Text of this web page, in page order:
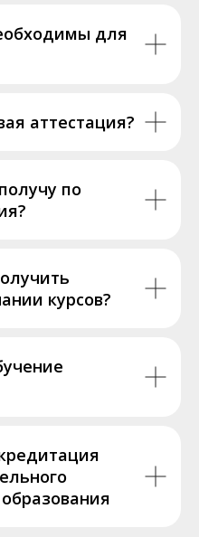
для
аттестация?
по
курсов?